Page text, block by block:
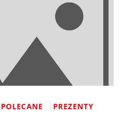
POLECANE PREZENTY